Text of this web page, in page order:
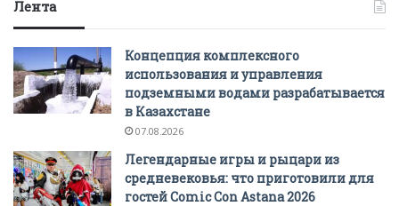
Лента
Концепция комплексного
использования и управления
подземными водами разрабатывается
в Казахстане
07.08.2026
Легендарные игры и рыцари из
средневековья: что приготовили для
гостей Comic Con Astana 2026